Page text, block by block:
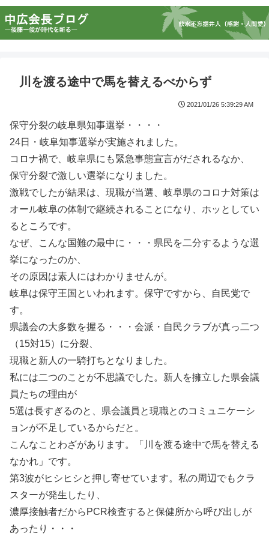
川を渡る途中で馬を替えるべからず
2021/01/26 5:39:29 AM
保守分裂の岐阜県知事選挙・・・・
24日・岐阜知事選挙が実施されました。
コロナ禍で、岐阜県にも緊急事態宣言がだされるなか、
保守分裂で激しい選挙になりました。
激戦でしたが結果は、現職が当選、岐阜県のコロナ対策は
オール岐阜の体制で継続されることになり、ホッとしてい
るところです。
なぜ、こんな国難の最中に・・・県民を二分するような選
挙になったのか、
その原因は素人にはわかりませんが。
岐阜は保守王国といわれます。保守ですから、自民党で
す。
県議会の大多数を握る・・・会派・自民クラブが真っ二つ
（15対15）に分裂、
現職と新人の一騎打ちとなりました。
私には二つのことが不思議でした。新人を擁立した県会議
員たちの理由が
5選は長すぎるのと、県会議員と現職とのコミュニケーシ
ョンが不足しているからだと。
こんなことわざがあります。「川を渡る途中で馬を替える
なかれ」です。
第3波がヒシヒシと押し寄せています。私の周辺でもクラ
スターが発生したり、
濃厚接触者だからPCR検査すると保健所から呼び出しが
あったり・・・